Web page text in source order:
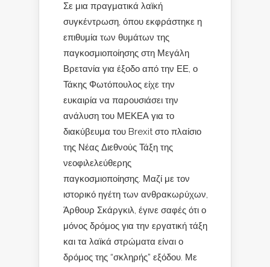
Σε μια πραγματικά λαϊκή
συγκέντρωση, όπου εκφράστηκε η
επιθυμία των θυμάτων της
παγκοσμιοποίησης στη Μεγάλη
Βρετανία για έξοδο από την ΕΕ, ο
Τάκης Φωτόπουλος είχε την
ευκαιρία να παρουσιάσει την
ανάλυση του ΜΕΚΕΑ για το
διακύβευμα του Brexit στο πλαίσιο
της Νέας Διεθνούς Τάξη της
νεοφιλελεύθερης
παγκοσμιοποίησης. Μαζί με τον
ιστορικό ηγέτη των ανθρακωρύχων,
Άρθουρ Σκάργκιλ, έγινε σαφές ότι ο
μόνος δρόμος για την εργατική τάξη
και τα λαϊκά στρώματα είναι ο
δρόμος της “σκληρής” εξόδου. Με